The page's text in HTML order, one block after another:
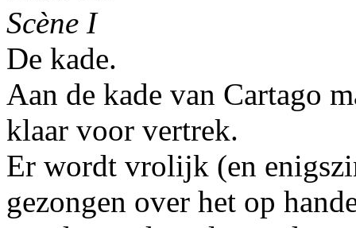
Scène I
De kade.
Aan de kade van Cartago
klaar voor vertrek.
Er wordt vrolijk (en
gezongen over het op